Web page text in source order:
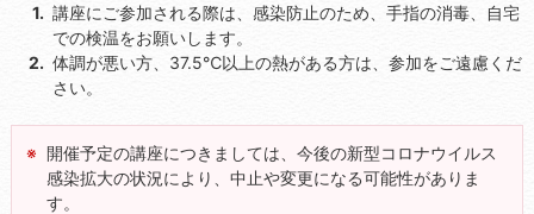
講座にご参加される際は、感染防止のため、手指の消毒、自宅
での検温をお願いします。
体調が悪い方、37.5℃以上の熱がある方は、参加をご遠慮くだ
さい。
開催予定の講座につきましては、今後の新型コロナウイルス
感染拡大の状況により、中止や変更になる可能性がありま
す。